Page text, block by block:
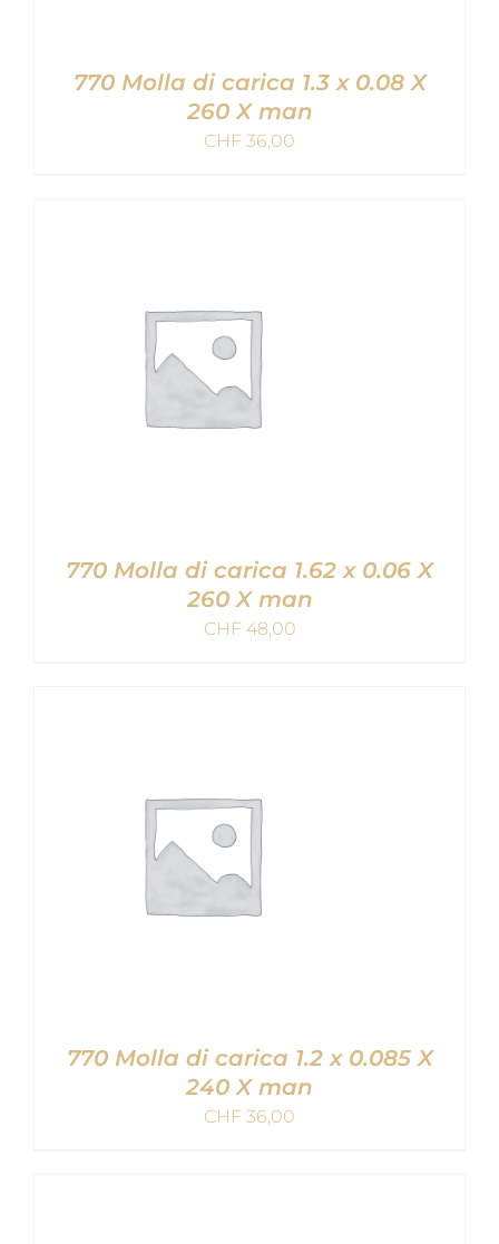
770 Molla di carica 1.3 x 0.08 X
260 X man
CHF 36,00
770 Molla di carica 1.62 x 0.06 X
260 X man
CHF48,00
770 Molla di carica 1.2 x 0.085 X
240 X man
CHF 36,00